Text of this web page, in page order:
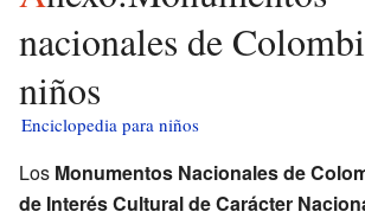
nacionales de
niños
Enciclopedia para niños
Los Monumentos Nacionales de
de Interés Cultural de Carácter